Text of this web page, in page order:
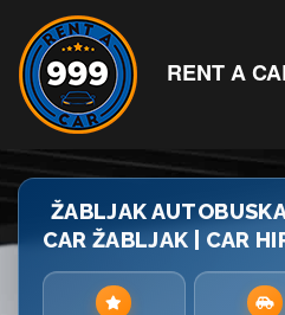
RENT A
ŽABLJAK
CAR ŽABLJAK | CAR